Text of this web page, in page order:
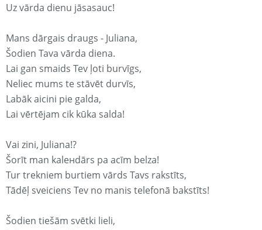
Uz vārda dienu jāsasauc!
Mans dārgais draugs - Juliana,
Šodien Tava vārda diena.
Lai gan smaids Tev ļoti burvīgs,
Neliec mums te stāvēt durvīs,
Labāk aicini pie galda,
Lai vērtējam cik kūka salda!
Vai zini, Juliana!?
Šorīt man kaleнdārs pa acīm belza!
Tur trekniem burtiem vārds Tavs rakstīts,
Tādēļ sveiciens Tev no manis telefonā bakstīts!
Šodien tiešām svētki lieli,